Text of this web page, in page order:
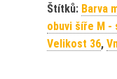
Štítků: Barva
obuvi šíře M -
Velikost 36,